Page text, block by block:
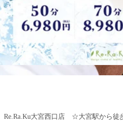
マッサージファンに大人気！！
【肩甲骨ストレッチ】と【股関節スト
系ボディケア！！
Re.Ra.Ku大宮西口店 ☆大宮駅から徒